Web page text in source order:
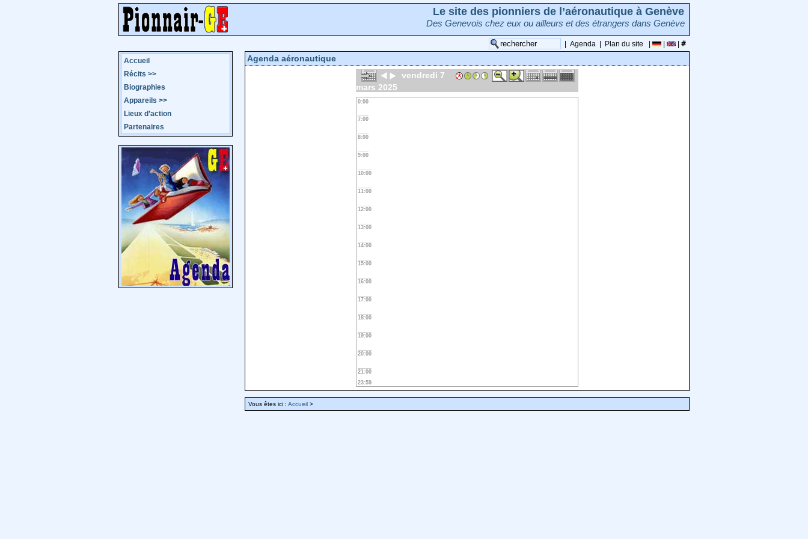
Le site des pionniers de l’aéronautique à Genève
Des Genevois chez eux ou ailleurs et des étrangers dans Genève
Agenda Plan du site
Accueil
Récits >>
Biographies
Appareils >>
Lieux d’action
Partenaires
Agenda aéronautique
vendredi 7
mars 2025
0:00
7:00
8:00
9:00
10:00
11:00
12:00
13:00
14:00
15:00
16:00
17:00
18:00
19:00
20:00
21:00
23:59
Vous êtes ici : Accueil >